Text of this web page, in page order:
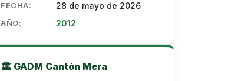
FECHA: 28 de mayo de 2026
AÑO: 2012
🏛️ GADM Cantón Mera